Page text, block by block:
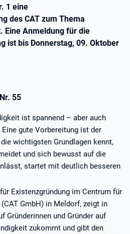
1 eine
des CAT zum Thema
Eine Anmeldung für die
ist bis Donnerstag, 09. Oktober
55
ist spannend – aber auch
gute Vorbereitung ist der
wichtigsten Grundlagen kennt,
und sich bewusst auf die
startet mit deutlich besseren
Existenzgründung im Centrum für
GmbH) in Meldorf, zeigt in
Gründerinnen und Gründer auf
zukommt und gibt den